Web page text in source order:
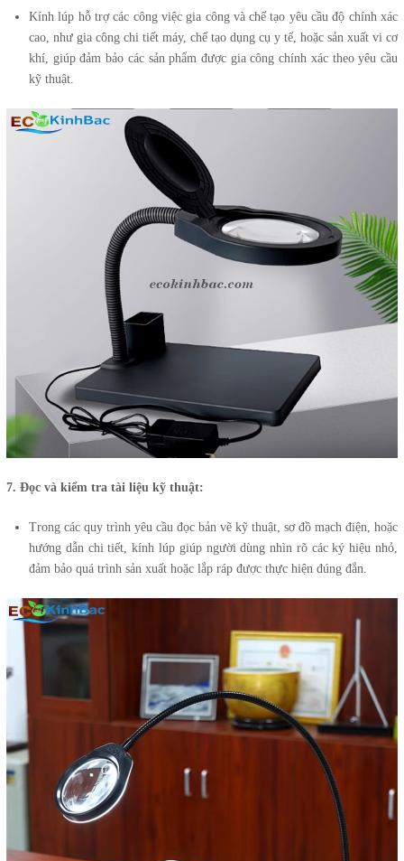
Kính lúp hỗ trợ các công việc gia công và chế tạo yêu cầu độ chính xác
cao, như gia công chi tiết máy, chế tạo dụng cụ y tế, hoặc sản xuất vi cơ
khí, giúp đảm bảo các sản phẩm được gia công chính xác theo yêu cầu
kỹ thuật.
7. Đọc và kiểm tra tài liệu kỹ thuật:
Trong các quy trình yêu cầu đọc bản vẽ kỹ thuật, sơ đồ mạch điện, hoặc
hướng dẫn chi tiết, kính lúp giúp người dùng nhìn rõ các ký hiệu nhỏ,
đảm bảo quá trình sản xuất hoặc lắp ráp được thực hiện đúng đắn.